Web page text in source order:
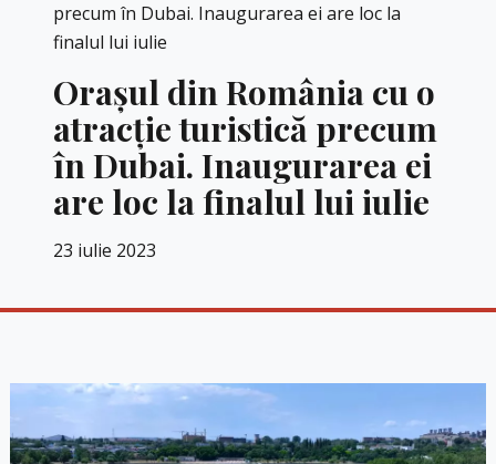
precum în Dubai. Inaugurarea ei are loc la
finalul lui iulie
Orașul din România cu o
atracție turistică precum
în Dubai. Inaugurarea ei
are loc la finalul lui iulie
23 iulie 2023